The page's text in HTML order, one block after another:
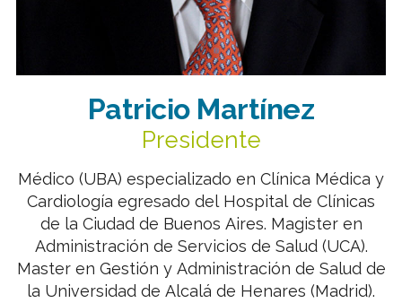
Patricio Martínez
Presidente
Médico (UBA) especializado en Clínica Médica y
Cardiología egresado del Hospital de Clínicas
de la Ciudad de Buenos Aires. Magister en
Administración de Servicios de Salud (UCA).
Master en Gestión y Administración de Salud de
la Universidad de Alcalá de Henares (Madrid).